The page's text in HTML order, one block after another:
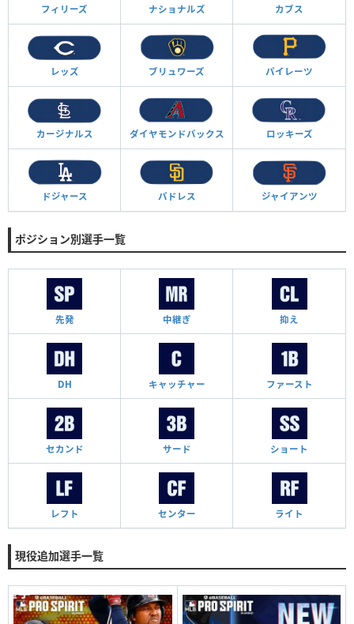
フィリーズ ナショナルズ カブス
レッズ ブリュワーズ パイレーツ
カージナルス ダイヤモンドバックス ロッキーズ
ドジャース パドレス ジャイアンツ
ポジション別選手一覧
先発 中継ぎ 抑え
DH キャッチャー ファースト
セカンド サード ショート
レフト センター ライト
現役追加選手一覧